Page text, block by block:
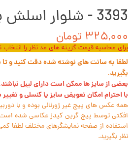
3393 - شلوار اسلش پسرانه H&M
۳۲۵,۰۰۰ تومان
برای محاسبه قیمت گزینه های مد نظر را انتخاب
لطفا به سانت های نوشته شده دقت کنید و
بگیرید.
بعضی از سایز ها ممکن است دارای لیبل
با احترام امکان تعویض سایز یا کنسلی و
همه عکس های پیج غیر ژورنالی بوده و با
افکتی توسط پیج گرین کیدز عکاسی شده است.
استفاده از صفحه نمایشگرهای مختلف لطفا
نظر بگیرید.